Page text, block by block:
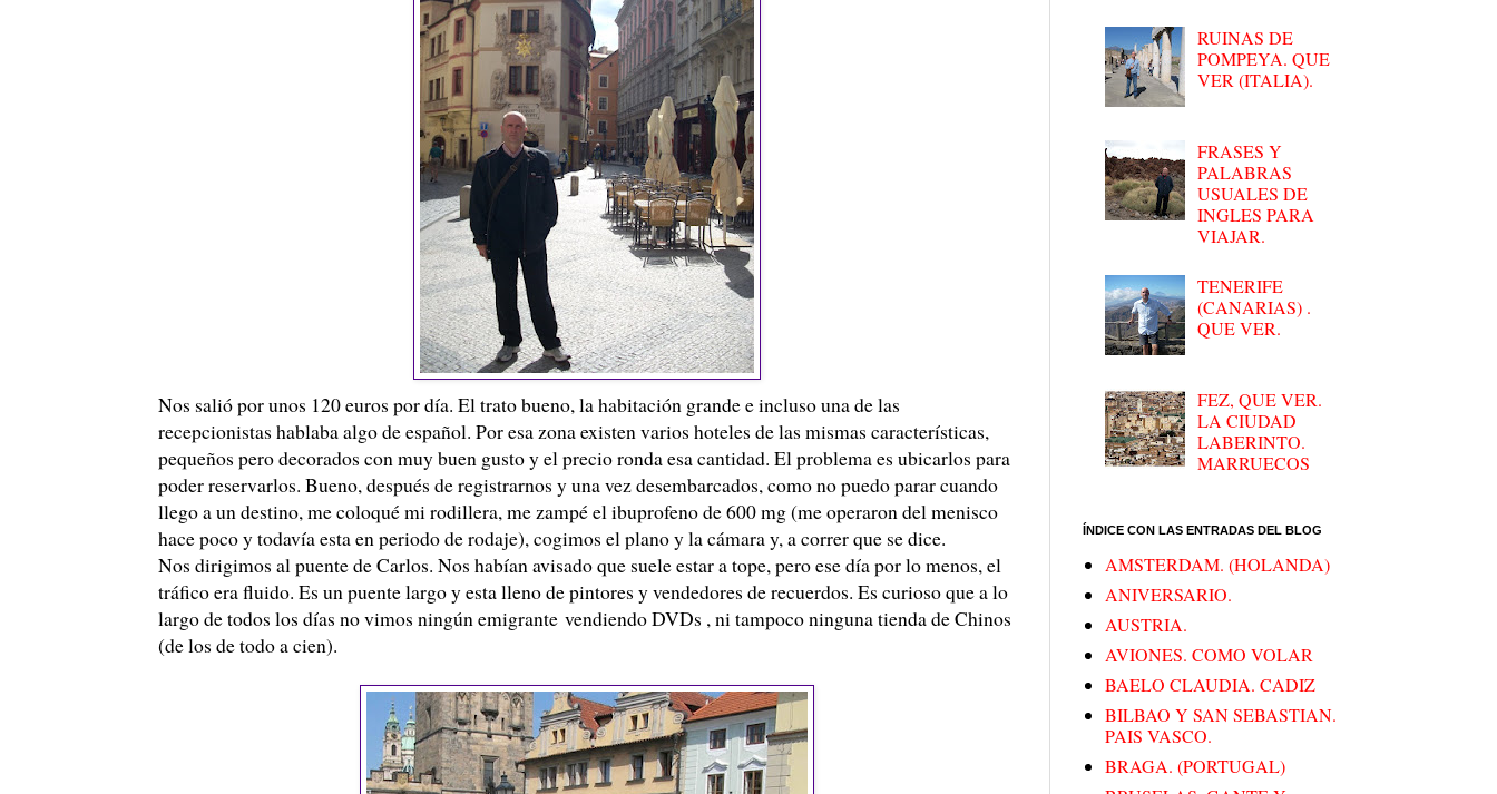
Nos salió por unos 120 euros por día. El trato bueno, la habitación grande e incluso una de las
recepcionistas hablaba algo de español. Por esa zona existen varios hoteles de las mismas características,
pequeños pero decorados con muy buen gusto y el precio ronda esa cantidad. El problema es ubicarlos para
poder reservarlos. Bueno, después de registrarnos y una vez desembarcados, como no puedo parar cuando
llego a un destino, me coloqué mi rodillera, me zampé el ibuprofeno de 600 mg (me operaron del menisco
hace poco y todavía esta en periodo de rodaje), cogimos el plano y la cámara y, a correr que se dice.
Nos dirigimos al puente de Carlos. Nos habían avisado que suele estar a tope, pero ese día por lo menos, el
tráfico era fluido. Es un puente largo y esta lleno de pintores y vendedores de recuerdos. Es curioso que a lo
largo de todos los días no vimos ningún emigrante vendiendo DVDs , ni tampoco ninguna tienda de Chinos
(de los de todo a cien).
RUINAS DE
POMPEYA. QUE
VER (ITALIA).
FRASES Y
PALABRAS
USUALES DE
INGLES PARA
VIAJAR.
TENERIFE
(CANARIAS) .
QUE VER.
FEZ, QUE VER.
LA CIUDAD
LABERINTO.
MARRUECOS
ÍNDICE CON LAS ENTRADAS DEL BLOG
AMSTERDAM. (HOLANDA)
ANIVERSARIO.
AUSTRIA.
AVIONES. COMO VOLAR
BAELO CLAUDIA. CADIZ
BILBAO Y SAN SEBASTIAN.
PAIS VASCO.
BRAGA. (PORTUGAL)